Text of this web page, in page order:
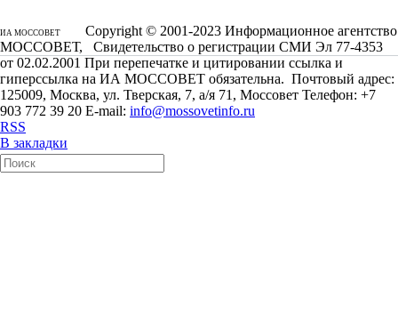
ИА МОССОВЕТ
Copyright © 2001-2023 Информационное агентство
МОССОВЕТ, Свидетельство о регистрации СМИ Эл 77-4353
от 02.02.2001 При перепечатке и цитировании ссылка и
гиперссылка на ИА МОССОВЕТ обязательна. Почтовый адрес:
125009, Москва, ул. Тверская, 7, а/я 71, Моссовет Телефон: +7
903 772 39 20 E-mail: info@mossovetinfo.ru
RSS
В закладки